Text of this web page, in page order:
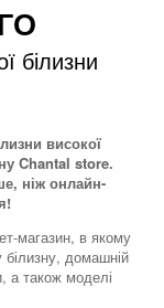
білизни
високої
Chantal store.
ніж онлайн-
магазин, в якому
домашній
а також моделі